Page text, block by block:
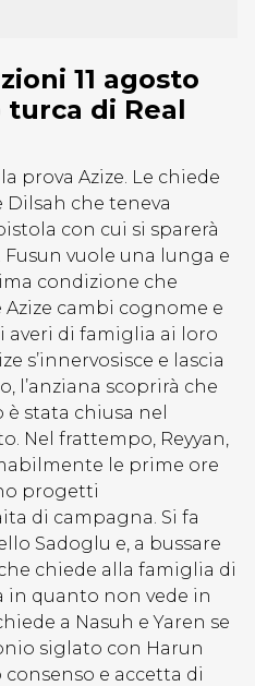
11 agosto
turca di Real
prova Azize. Le chiede
che teneva
con cui si sparerà
Fusun vuole una lunga e
condizione che
cambi cognome e
averi di famiglia ai loro
s’innervosisce e lascia
l’anziana scoprirà che
è stata chiusa nel
Nel frattempo, Reyyan,
le prime ore
progetti
di campagna. Si fa
Sadoglu e, a bussare
chiede alla famiglia di
in quanto non vede in
a Nasuh e Yaren se
siglato con Harun
e accetta di